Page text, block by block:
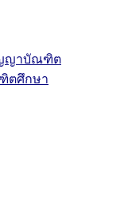
ญญาบัณฑิต
ตศึกษา